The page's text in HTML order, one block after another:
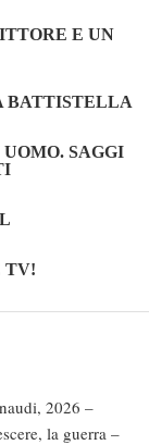
E UN
BATTISTELLA
SAGGI
TV!
2026 –
la guerra –